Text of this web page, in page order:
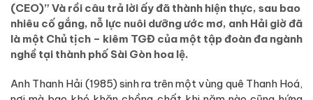
(CEO)” Và rồi câu trả lời ấy đã thành hiện thực, sau bao
nhiêu cố gắng, nỗ lực nuôi dưỡng ước mơ, anh Hải giờ đã
là một Chủ tịch – kiêm TGĐ của một tập đoàn đa ngành
nghề tại thành phố Sài Gòn hoa lệ.
Anh Thanh Hải (1985) sinh ra trên một vùng quê Thanh Hoá,